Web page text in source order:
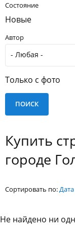
Состояние
Новые
Автор
Только с фото
Купить
городе
Сортировать по:Дата
Не найдено ни